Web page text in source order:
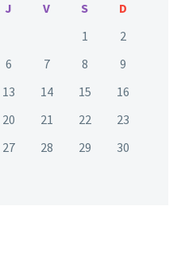
J V S
D
1
2
6 7 8
9
13 14 15
16
20 21 22
23
27 28 29
30